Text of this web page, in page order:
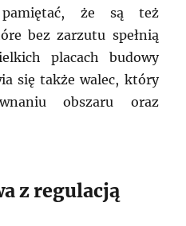
pamiętać, że są też
bez zarzutu spełnią
placach budowy
się także walec, który
obszaru oraz
z regulacją